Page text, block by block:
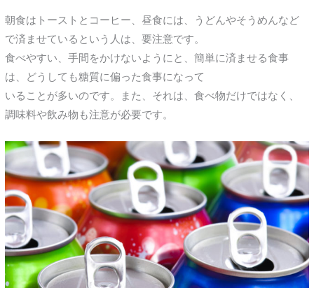
朝食はトーストとコーヒー、昼食には、うどんやそうめんなど
で済ませているという人は、要注意です。
食べやすい、手間をかけないようにと、簡単に済ませる食事
は、どうしても糖質に偏った食事になって
いることが多いのです。また、それは、食べ物だけではなく、
調味料や飲み物も注意が必要です。